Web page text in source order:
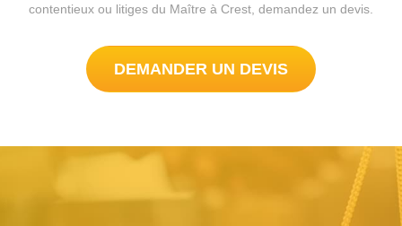
contentieux ou litiges du Maître à Crest, demandez un devis.
DEMANDER UN DEVIS